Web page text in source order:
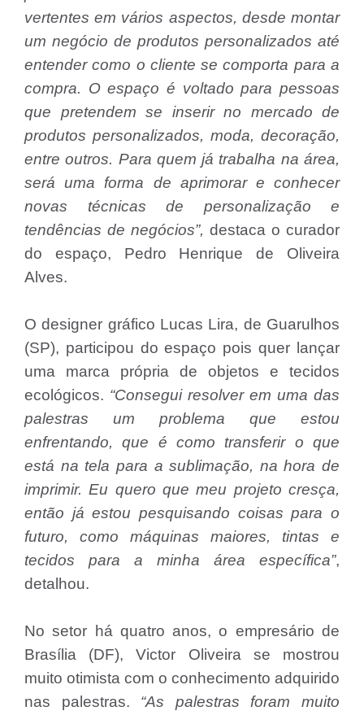
vertentes em vários aspectos, desde montar
um negócio de produtos personalizados até
entender como o cliente se comporta para a
compra. O espaço é voltado para pessoas
que pretendem se inserir no mercado de
produtos personalizados, moda, decoração,
entre outros. Para quem já trabalha na área,
será uma forma de aprimorar e conhecer
novas técnicas de personalização e
tendências de negócios”, destaca o curador
do espaço, Pedro Henrique de Oliveira
Alves.
O designer gráfico Lucas Lira, de Guarulhos
(SP), participou do espaço pois quer lançar
uma marca própria de objetos e tecidos
ecológicos. “Consegui resolver em uma das
palestras um problema que estou
enfrentando, que é como transferir o que
está na tela para a sublimação, na hora de
imprimir. Eu quero que meu projeto cresça,
então já estou pesquisando coisas para o
futuro, como máquinas maiores, tintas e
tecidos para a minha área específica”,
detalhou.
No setor há quatro anos, o empresário de
Brasília (DF), Victor Oliveira se mostrou
muito otimista com o conhecimento adquirido
nas palestras. “As palestras foram muito